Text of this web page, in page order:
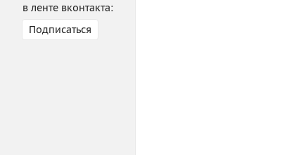
в ленте вконтакта:
Подписаться